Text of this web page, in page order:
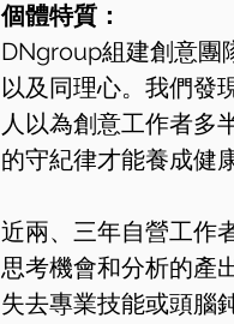
個體特質：
DNgroup組建創意團
以及同理心。我們發
人以為創意工作者多
的守紀律才能養成健
近兩、三年自營工作
思考機會和分析的產
失去專業技能或頭腦